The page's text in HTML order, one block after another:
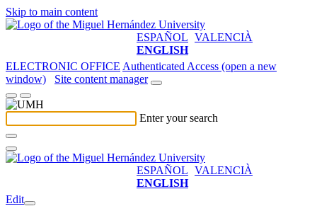
Skip to main content
ESPAÑOL VALENCIÀ
ENGLISH
ELECTRONIC OFFICE Authenticated Access (open a new
window)
Site content manager
Enter your search
ESPAÑOL VALENCIÀ
ENGLISH
Edit